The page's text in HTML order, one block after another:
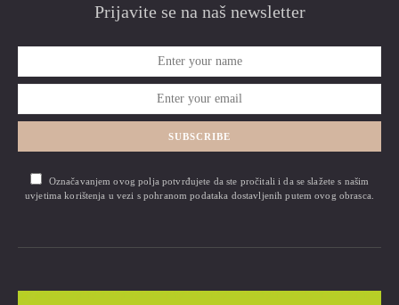
Prijavite se na naš newsletter
SUBSCRIBE
Označavanjem ovog polja potvrđujete da ste pročitali i da se slažete s našim
uvjetima korištenja u vezi s pohranom podataka dostavljenih putem ovog obrasca.